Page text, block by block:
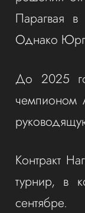
Парагвая
Однако
До 2025
чемпионом
Контракт
турнир, в
сентябре.